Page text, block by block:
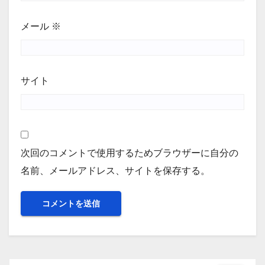
メール ※
サイト
次回のコメントで使用するためブラウザーに自分の
名前、メールアドレス、サイトを保存する。